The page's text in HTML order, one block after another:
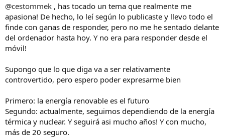
@cestommek , has tocado un tema que realmente me
apasiona! De hecho, lo leí según lo publicaste y llevo todo el
finde con ganas de responder, pero no me he sentado delante
del ordenador hasta hoy. Y no era para responder desde el
móvil!
Supongo que lo que diga va a ser relativamente
controvertido, pero espero poder expresarme bien
Primero: la energía renovable es el futuro
Segundo: actualmente, seguimos dependiendo de la energía
térmica y nuclear. Y seguirá asi mucho años! Y con mucho,
más de 20 seguro.